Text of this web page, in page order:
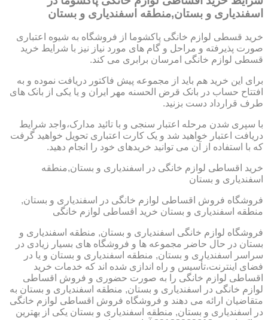
اسفندیاری و بستان,منطقه اسفندیاری و بستان
خرید قسطی لوازم خانگی پاکشوما از فروشگاه به شیوه اعتباری
صورت پذیرفته و مراحل و گام های مورد نیاز نیز با شرایط خرید
قسطی لوازم خانگی امرسان برابری می کند.
برای این خرید هم باید از مجموعه پیش فاکتور دریافت نموده و به
افتتاح حساب در بانک قرض الحسنه مهر ایران و یا یکی از بانک های
طرف قرارداد دست بزنید.
با سپری شدن مرحله اعتبار سنجی و با تائید مدارک،واجد شرایط
دریافت اعتبار خواهید شد و یک کارت اعتباری تحویل خواهید گرفت
که با استفاده از آن می توانید خریدهای خود را انجام دهید.
خرید اقساطی لوازم خانگی در اسفندیاری و بستان,منطقه
اسفندیاری و بستان
فروشگاه فروش اقساطی لوازم خانگی در اسفندیاری و بستان,
منطقه اسفندیاری و بستان خرید اقساطی لوازم خانگی
فروشگاه لوازم خانگی اسفندیاری و بستان, منطقه اسفندیاری و
بستان در حال حاضر مجموعه ها و فروشگاه های بسیار زیادی در
سراسر اسفندیاری و بستان, منطقه اسفندیاری و بستان و یا در
فضای اینترنت،تأسیس و راه اندازی شده اند که خدمات خرید
اقساطی لوازم خانگی را به صورت حضوری و فروش اقساطی
لوازم خانگی در اسفندیاری و بستان, منطقه اسفندیاری و بستان به
متقاضیان ارائه می دهند و فروشگاه فروش اقساطی لوازم خانگی
در اسفندیاری و بستان, منطقه اسفندیاری و بستان یکی از بهترین